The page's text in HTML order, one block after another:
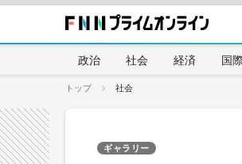
政治 社会 経済 国際
トップ 社会
ギャラリー